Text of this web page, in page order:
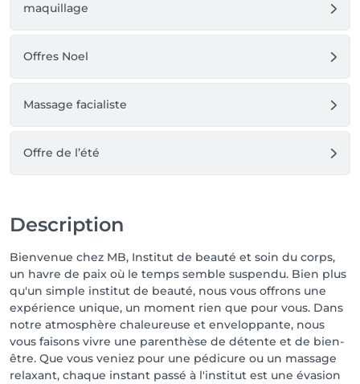
maquillage
Offres Noel
Massage facialiste
Offre de l’été
Description
Bienvenue chez MB, Institut de beauté et soin du corps,
un havre de paix où le temps semble suspendu. Bien plus
qu'un simple institut de beauté, nous vous offrons une
expérience unique, un moment rien que pour vous. Dans
notre atmosphère chaleureuse et enveloppante, nous
vous faisons vivre une parenthèse de détente et de bien-
être. Que vous veniez pour une pédicure ou un massage
relaxant, chaque instant passé à l'institut est une évasion